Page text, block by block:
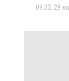
09:33, 28